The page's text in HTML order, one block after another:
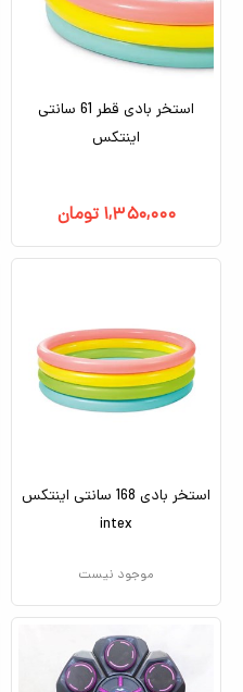
استخر بادی قطر 61 سانتی
اینتکس
۱,۳۵۰,۰۰۰ تومان
استخر بادی 168 سانتی اینتکس
intex
موجود نیست